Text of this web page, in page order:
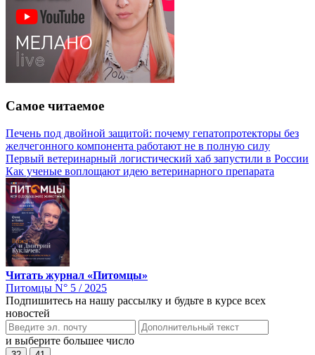
Самое читаемое
Печень под двойной защитой: почему гепатопротекторы без
желчегонного компонента работают не в полную силу
Первый ветеринарный логистический хаб запустили в России
Как ученые воплощают идею ветеринарного препарата
Читать журнал «Питомцы»
Питомцы N° 5 / 2025
Подпишитесь на нашу рассылку и будьте в курсе всех
новостей
и выберите большее число